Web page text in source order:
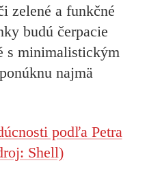
zelené a funkčné
budú čerpacie
s minimalistickým
najmä